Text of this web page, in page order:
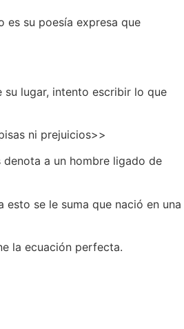
es su poesía expresa que
su lugar, intento escribir lo que
ni prejuicios>>
a un hombre ligado de
se le suma que nació en una
la ecuación perfecta.